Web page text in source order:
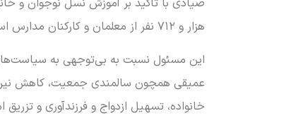
هزار و ۷۱۲ نفر از معلمان و کارکنان مدارس استان برگزار شده است.
این مسئول نسبت به بی‌توجهی به
عمیقی همچون سالمندی جمعیت، کاهش
خانواده، تسهیل ازدواج و فرزندآوری و